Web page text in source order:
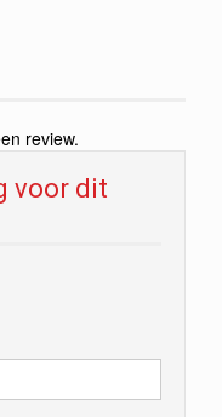
review.
voor dit